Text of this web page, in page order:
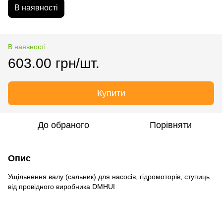
В наявності
В наявності
603.00 грн/шт.
Купити
До обраного Порівняти
Опис
Ущільнення валу (сальник) для насосів, гідромоторів, ступиць
від провідного виробника DMHUI